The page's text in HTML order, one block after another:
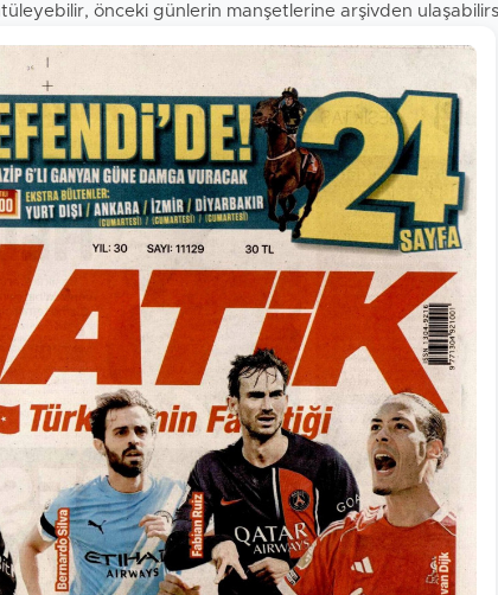
önceki günlerin manşetlerine arşivden